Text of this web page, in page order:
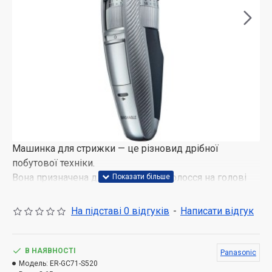
Машинка для стрижки — це різновид дрібної
побутової техніки.
Вона призначена для укорочення волосся на голові
Сучасні варіанти дають можливість видаляти бороду
Машинка для стрижки Panasonic ER-GC71-S520
На підставі 0 відгуків - Написати відгук
В НАЯВНОСТІ
Модель: ER-GC71-S520
Panasonic